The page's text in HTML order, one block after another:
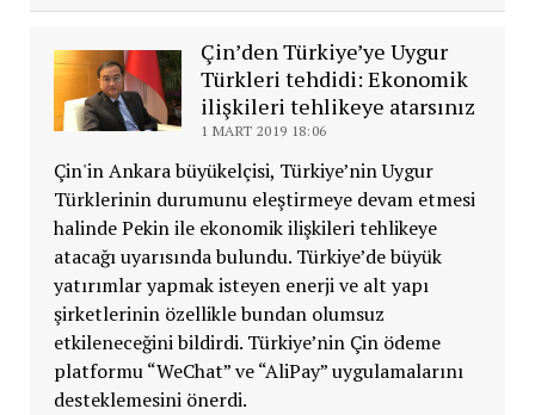
Çin’den Türkiye’ye Uygur
Türkleri tehdidi: Ekonomik
ilişkileri tehlikeye atarsınız
1 MART 2019 18:06
Çin'in Ankara büyükelçisi, Türkiye’nin Uygur
Türklerinin durumunu eleştirmeye devam etmesi
halinde Pekin ile ekonomik ilişkileri tehlikeye
atacağı uyarısında bulundu. Türkiye’de büyük
yatırımlar yapmak isteyen enerji ve alt yapı
şirketlerinin özellikle bundan olumsuz
etkileneceğini bildirdi. Türkiye’nin Çin ödeme
platformu “WeChat” ve “AliPay” uygulamalarını
desteklemesini önerdi.